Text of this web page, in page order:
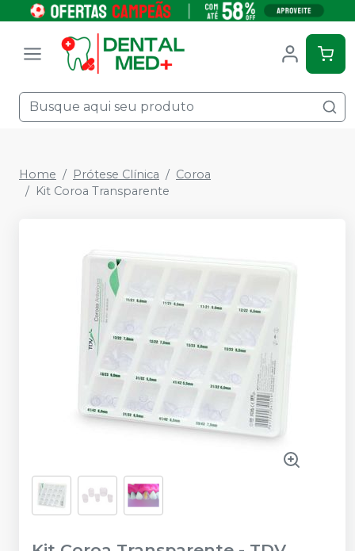
Home Prótese Clínica
Coroa
Kit Coroa Transparente